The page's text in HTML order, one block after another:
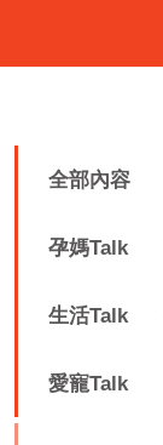
全部內容
孕媽Talk
生活Talk
愛寵Talk